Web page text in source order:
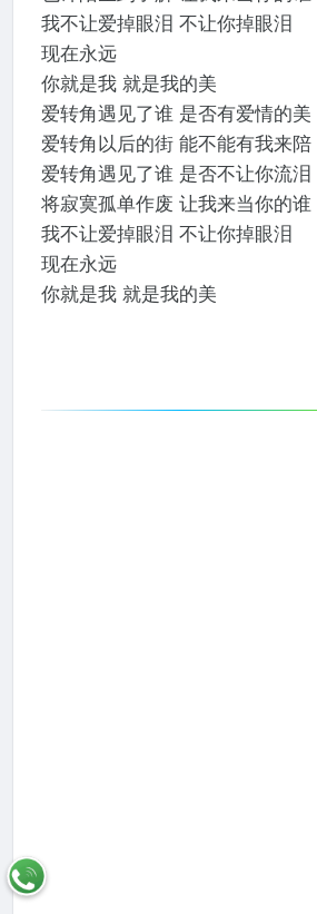
我不让爱掉眼泪 不让你掉眼泪
现在永远
你就是我 就是我的美
爱转角遇见了谁 是否有爱情的美
爱转角以后的街 能不能有我来陪
爱转角遇见了谁 是否不让你流泪
将寂寞孤单作废 让我来当你的谁
我不让爱掉眼泪 不让你掉眼泪
现在永远
你就是我 就是我的美